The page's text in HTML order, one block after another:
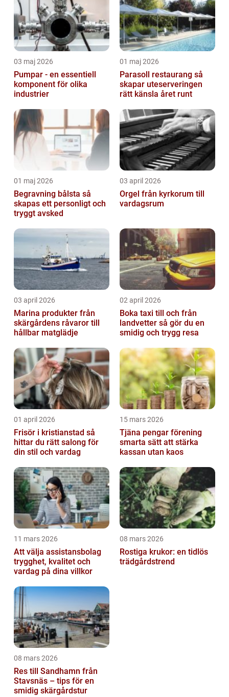
03 maj 2026
Pumpar - en essentiell
komponent för olika
industrier
01 maj 2026
Parasoll restaurang så
skapar uteserveringen
rätt känsla året runt
01 maj 2026
Begravning bålsta så
skapas ett personligt och
tryggt avsked
03 april 2026
Orgel från kyrkorum till
vardagsrum
03 april 2026
Marina produkter från
skärgårdens råvaror till
hållbar matglädje
02 april 2026
Boka taxi till och från
landvetter så gör du en
smidig och trygg resa
01 april 2026
Frisör i kristianstad så
hittar du rätt salong för
din stil och vardag
15 mars 2026
Tjäna pengar förening
smarta sätt att stärka
kassan utan kaos
11 mars 2026
Att välja assistansbolag
trygghet, kvalitet och
vardag på dina villkor
08 mars 2026
Rostiga krukor: en tidlös
trädgårdstrend
08 mars 2026
Res till Sandhamn från
Stavsnäs – tips för en
smidig skärgårdstur